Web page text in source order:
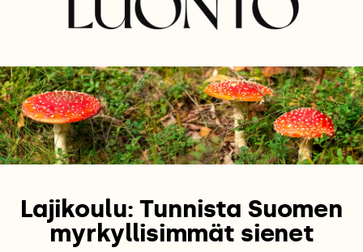
Lajikoulu: Tunnista Suomen
myrkyllisimmät sienet